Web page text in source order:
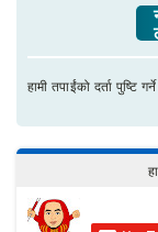
हामी तपाईंको दर्ता पुष्टि